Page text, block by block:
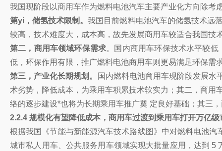
我国现阶段以商用车作为燃料电池汽车主要产业化方向除考
第yi，储氢技术限制。我国目前燃料电池汽车的储氢技术远
较高，技术难度大，成本高，故先发展商用车较适合我国技
第二，商用车领域环保需求。国内商用车环保技术水平较
低，环保作用有限，推广燃料电池商用车则更易满足环保需
第三，产业化长期规划。
国内燃料电池商用车现阶段发展水
术劣势，降低成本，为乘用车积累技术软实力；其二，商
络的逐步建设*也将为长期乘用车推广奠 定良好基础；其三
2.2.4 规模化有望降低成本，商用车过渡到乘用车打开万亿级
根据我国《节能与新能源汽车技术路线图》中对燃料电池
城市私人用车、公共服务用车领域实现大批量应用，达到